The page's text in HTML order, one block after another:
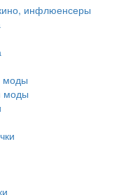
инфлюенсеры
моды
моды